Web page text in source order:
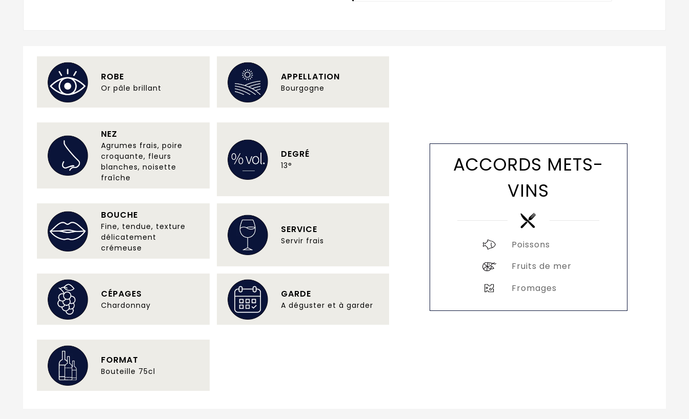
ROBE
Or pâle brillant
APPELLATION
Bourgogne
NEZ
Agrumes frais, poire
croquante, fleurs
blanches, noisette
fraîche
DEGRÉ
13°
BOUCHE
Fine, tendue, texture
délicatement
crémeuse
SERVICE
Servir frais
CÉPAGES
Chardonnay
GARDE
A déguster et à garder
FORMAT
Bouteille 75cl
ACCORDS METS-
VINS
Poissons
Fruits de mer
Fromages